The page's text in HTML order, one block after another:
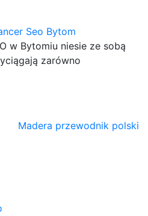
Seo Bytom
w Bytomiu niesie ze sobą
zarówno
Madera przewodnik polski